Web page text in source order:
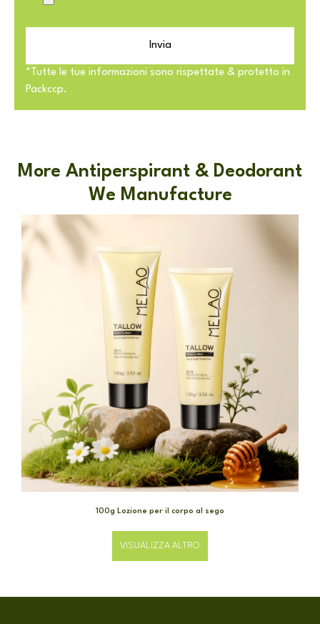
Invia
*Tutte le tue informazioni sono rispettate & protetto in
Packccp.
More Antiperspirant & Deodorant
We Manufacture
100g Lozione per il corpo al sego
VISUALIZZA ALTRO